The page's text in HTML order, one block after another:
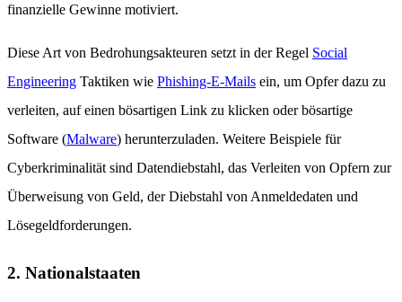
finanzielle Gewinne motiviert.
Diese Art von Bedrohungsakteuren setzt in der Regel Social
Engineering Taktiken wie Phishing-E-Mails ein, um Opfer dazu zu
verleiten, auf einen bösartigen Link zu klicken oder bösartige
Software (Malware) herunterzuladen. Weitere Beispiele für
Cyberkriminalität sind Datendiebstahl, das Verleiten von Opfern zur
Überweisung von Geld, der Diebstahl von Anmeldedaten und
Lösegeldforderungen.
2. Nationalstaaten